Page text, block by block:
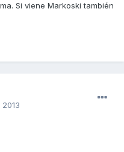
Si viene Markoski también